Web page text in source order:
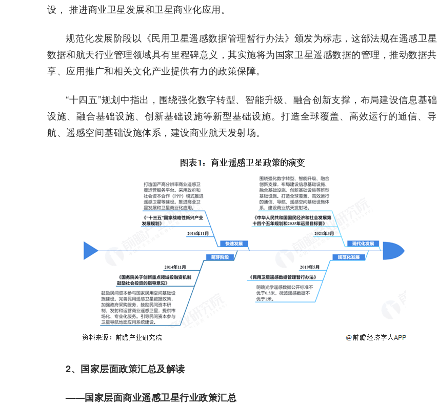
设， 推进商业卫星发展和卫星商业化应用。
规范化发展阶段以《民用卫星遥感数据管理暂行办法》颁发为标志，这部法规在遥感卫星
数据和航天行业管理领域具有里程碑意义，其实施将为国家卫星遥感数据的管理，推动数据共
享、应用推广和相关文化产业提供有力的政策保障。
“十四五”规划中指出，围绕强化数字转型、智能升级、融合创新支撑，布局建设信息基础
设施、融合基础设施、创新基础设施等新型基础设施。打造全球覆盖、高效运行的通信、导
航、遥感空间基础设施体系，建设商业航天发射场。
2、国家层面政策汇总及解读
——国家层面商业遥感卫星行业政策汇总